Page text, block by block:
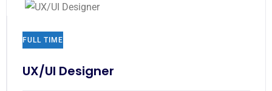
FULL TIME
UX/UI Designer​